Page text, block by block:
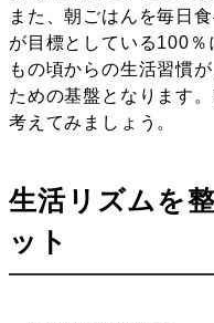
また、朝ごはんを毎日
が目標としている100
もの頃からの生活習慣
ための基盤となります
考えてみましょう。
生活リズムを
ット